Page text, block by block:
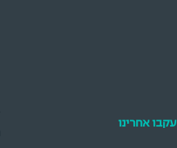
עקבו אחרינו